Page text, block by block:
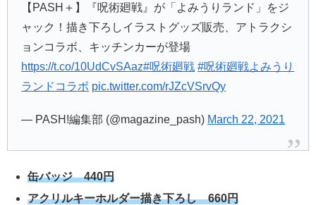
【PASH＋】『呪術廻戦』が「よみうりランド」をジ
ャック！描き下ろしイラストグッズ販売、アトラクシ
ョンコラボ、キッチンカーが登場
https://t.co/10UdCvSAaz#呪術廻戦 #呪術廻戦よみうり
ランドコラボ pic.twitter.com/rJZcVSrvQy
— PASH!編集部 (@magazine_pash) March 22, 2021
缶バッジ 440円
アクリルキーホルダー描き下ろし 660円